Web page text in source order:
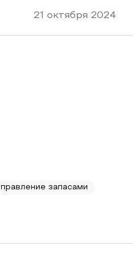
21 октября 2024
запасами